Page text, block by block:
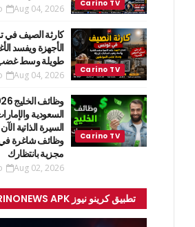
Aug 04, 2026
كارثة الصيف في
الأجهزة ويفسد
طويلة وسط غضب
Aug 04, 2026
السعودية
السيرة الذاتية
وظائف شاغرة في
مجزية بانتظارك
Aug 02, 2026
تطبيق كرينو نيوز CARINONEWS APK